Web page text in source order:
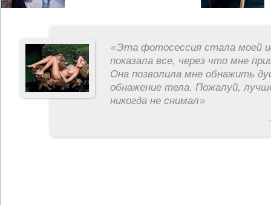
«Эта фотосессия стала моей
показала все, через что мне
Она позволила мне обнажить
обнажение тела. Пожалуй,
никогда не снимал»